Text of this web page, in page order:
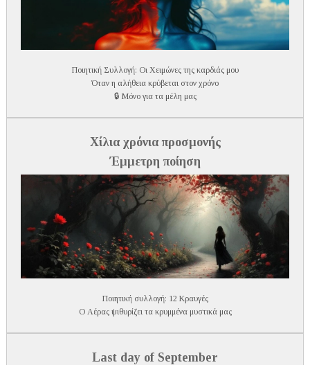
Ποιητική Συλλογή: Οι Χειμώνες της καρδιάς μου
Όταν η αλήθεια κρύβεται στον χρόνο
🔒 Μόνο για τα μέλη μας
Χίλια χρόνια προσμονής
Έμμετρη ποίηση
Ποιητική συλλογή: 12 Κραυγές
O Αέρας ψιθυρίζει τα κρυμμένα μυστικά μας
Last day of September